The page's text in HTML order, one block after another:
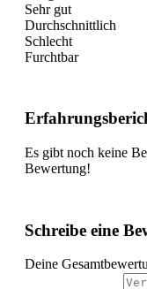
Sehr gut
Durchschnittlich
Schlecht
Furchtbar
Es gibt noch keine
Bewertung!
Schreibe eine
Deine